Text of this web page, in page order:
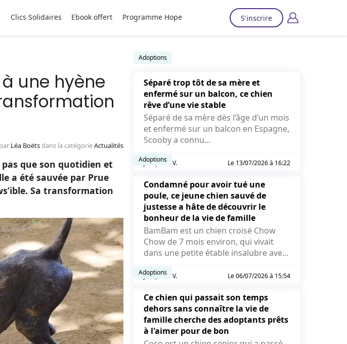
Clics Solidaires Ebook offert Programme Hope S'inscrire
une hyène
Léa Boëtsdans la catégorieActualités
que son quotidien et
a été sauvée par Prue
Sa transformation
Adoptions
Séparé trop tôt de sa mère et
enfermé sur un balcon, ce chien
rêve d’une vie stable
Séparé de sa mère dès l’âge d’un mois
et enfermé sur un balcon en Espagne,
Scooby a connu...
Joséphine V. Le 13/07/2026 à 16:22
Adoptions
Condamné pour avoir tué une
poule, ce jeune chien sauvé de
justesse a hâte de découvrir le
bonheur de la vie de famille
BamBam est un chien croisé Chow
Chow de 7 mois environ, qui vivait
dans une petite étable insalubre avec
Joséphine V. Le 06/07/2026 à 15:54
Adoptions
Ce chien qui passait son temps
dehors sans connaître la vie de
famille cherche des adoptants prêts
à l'aimer pour de bon